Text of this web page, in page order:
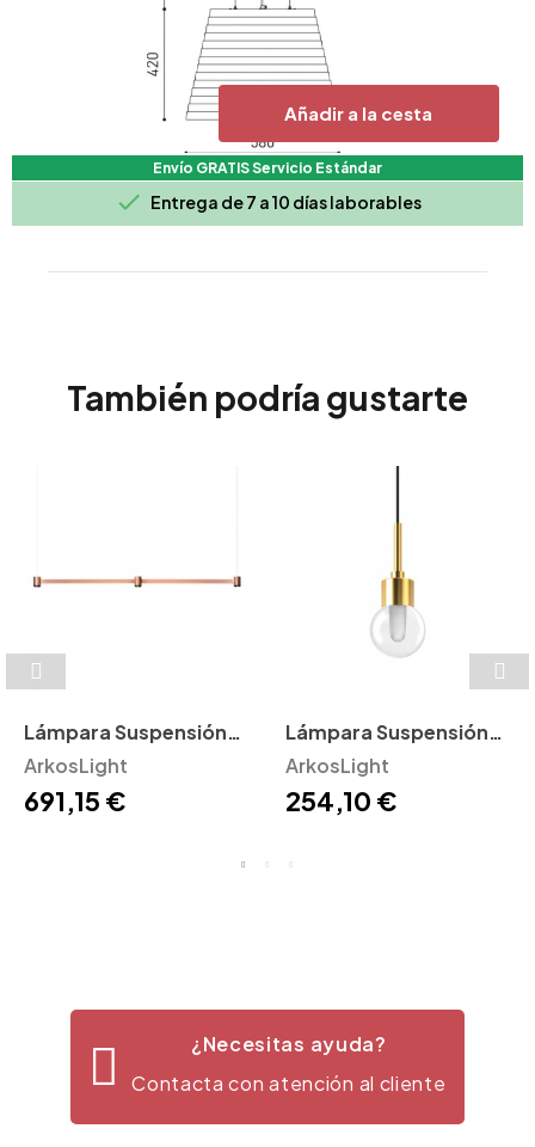
Añadir a la cesta
Envío GRATIS Servicio Estándar
 Entrega de 7 a 10 días laborables
También podría gustarte
Lámpara Suspensión
Art ArkosLight
ArkosLight
691,15 €
Lámpara Suspensión
Alaska ArkosLight
ArkosLight
254,10 €
¿Necesitas ayuda?
Contacta con atención al cliente